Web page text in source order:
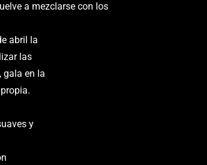
a mezclarse con los
abril la
las
gala en la
y